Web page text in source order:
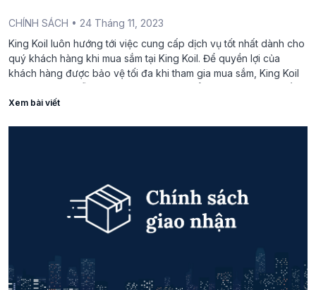
CHÍNH SÁCH • 24 Tháng 11, 2023
King Koil luôn hướng tới việc cung cấp dịch vụ tốt nhất dành cho
quý khách hàng khi mua sắm tại King Koil. Để quyền lợi của
khách hàng được bảo vệ tối đa khi tham gia mua sắm, King Koil
kiểm […]
Xem bài viết